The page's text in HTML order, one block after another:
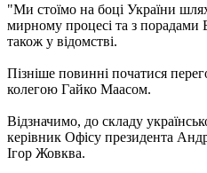
"Ми стоїмо на боці України
мирному процесі та з порадами
також у відомстві.
Пізніше повинні початися
колегою Гайко Маасом.
Відзначимо, до складу
керівник Офісу президента
Ігор Жовква.